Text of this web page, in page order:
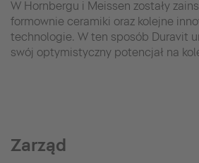
W Hornbergu i Meissen zostały
formownie ceramiki oraz kolejne
technologie. W ten sposób Duravit
swój optymistyczny potencjał na
Zarząd